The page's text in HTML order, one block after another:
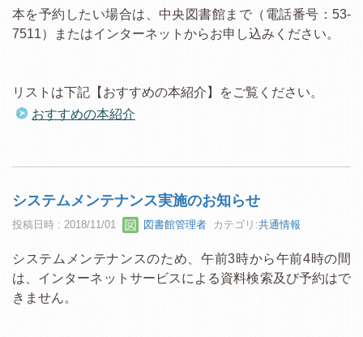
本を予約したい場合は、中央図書館まで（電話番号：53-
7511）またはインターネットからお申し込みください。
リストは下記【おすすめの本紹介】をご覧ください。
おすすめの本紹介
システムメンテナンス実施のお知らせ
投稿日時 : 2018/11/01 図書館管理者 カテゴリ:共通情報
システムメンテナンスのため、午前3時から午前4時の間
は、インターネットサービスによる資料検索及び予約はで
きません。